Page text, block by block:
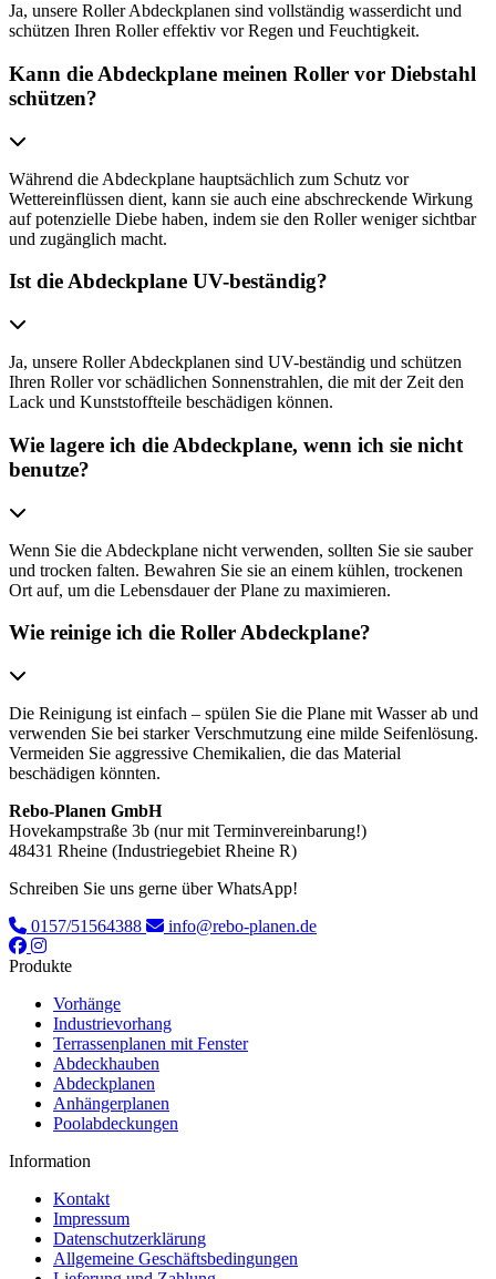
Ja, unsere Roller Abdeckplanen sind vollständig wasserdicht und
schützen Ihren Roller effektiv vor Regen und Feuchtigkeit.
Kann die Abdeckplane meinen Roller vor Diebstahl
schützen?
Während die Abdeckplane hauptsächlich zum Schutz vor
Wettereinflüssen dient, kann sie auch eine abschreckende Wirkung
auf potenzielle Diebe haben, indem sie den Roller weniger sichtbar
und zugänglich macht.
Ist die Abdeckplane UV-beständig?
Ja, unsere Roller Abdeckplanen sind UV-beständig und schützen
Ihren Roller vor schädlichen Sonnenstrahlen, die mit der Zeit den
Lack und Kunststoffteile beschädigen können.
Wie lagere ich die Abdeckplane, wenn ich sie nicht
benutze?
Wenn Sie die Abdeckplane nicht verwenden, sollten Sie sie sauber
und trocken falten. Bewahren Sie sie an einem kühlen, trockenen
Ort auf, um die Lebensdauer der Plane zu maximieren.
Wie reinige ich die Roller Abdeckplane?
Die Reinigung ist einfach – spülen Sie die Plane mit Wasser ab und
verwenden Sie bei starker Verschmutzung eine milde Seifenlösung.
Vermeiden Sie aggressive Chemikalien, die das Material
beschädigen könnten.
Rebo-Planen GmbH
Hovekampstraße 3b (nur mit Terminvereinbarung!)
48431 Rheine (Industriegebiet Rheine R)
Schreiben Sie uns gerne über WhatsApp!
0157/51564388
info@rebo-planen.de
Produkte
Vorhänge
Industrievorhang
Terrassenplanen mit Fenster
Abdeckhauben
Abdeckplanen
Anhängerplanen
Poolabdeckungen
Information
Kontakt
Impressum
Datenschutzerklärung
Allgemeine Geschäftsbedingungen